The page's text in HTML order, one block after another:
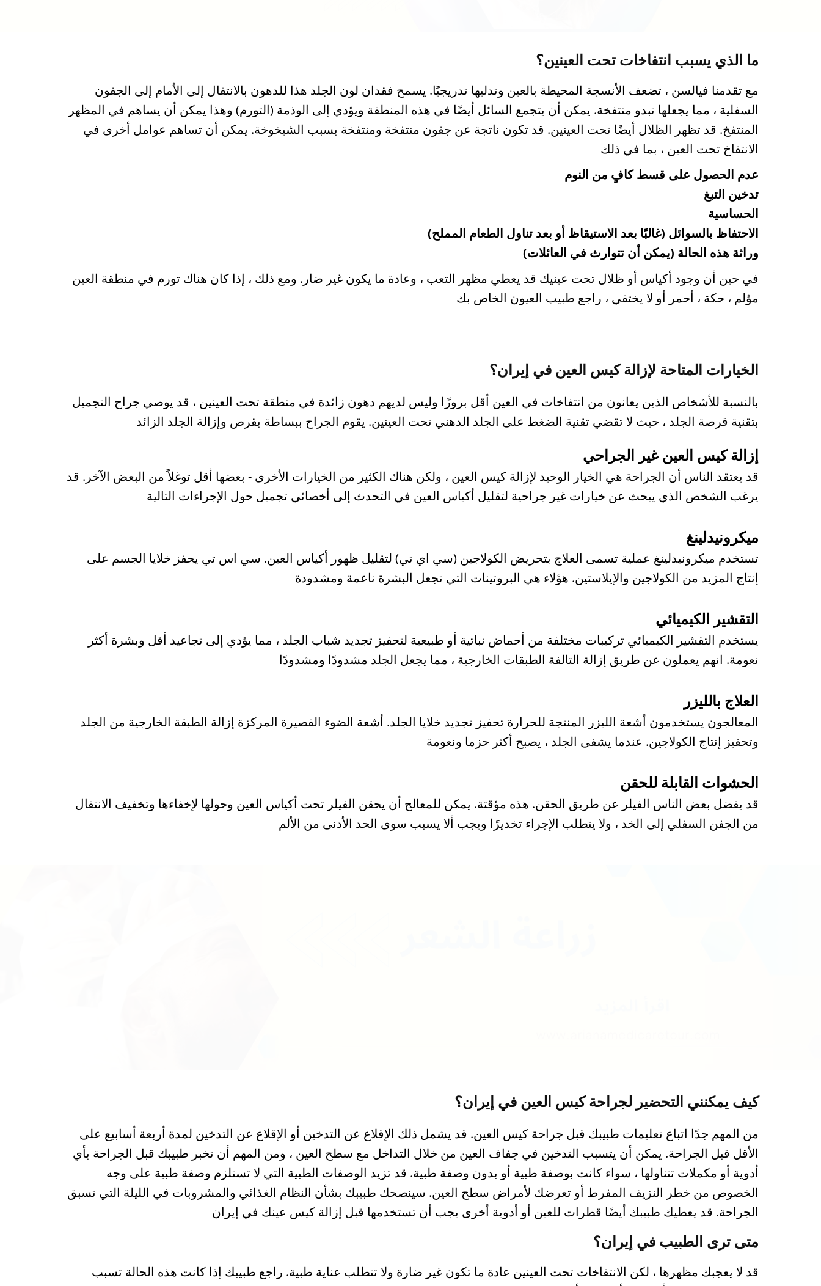
ما الذي يسبب انتفاخات تحت العينين؟
مع تقدمنا فيالسن ، تضعف الأنسجة المحيطة بالعين وتدليها تدريجيًا. يسمح فقدان لون الجلد هذا للدهون بالانتقال إلى الأمام إلى الجفون
السفلية ، مما يجعلها تبدو منتفخة. يمكن أن يتجمع السائل أيضًا في هذه المنطقة ويؤدي إلى الوذمة (التورم) وهذا يمكن أن يساهم في المظهر
المنتفخ. قد تظهر الظلال أيضًا تحت العينين. قد تكون ناتجة عن جفون منتفخة ومنتفخة بسبب الشيخوخة. يمكن أن تساهم عوامل أخرى في
الانتفاخ تحت العين ، بما في ذلك
عدم الحصول على قسط كافٍ من النوم
تدخين التبغ
الحساسية
الاحتفاظ بالسوائل (غالبًا بعد الاستيقاظ أو بعد تناول الطعام المملح)
وراثة هذه الحالة (يمكن أن تتوارث في العائلات)
في حين أن وجود أكياس أو ظلال تحت عينيك قد يعطي مظهر التعب ، وعادة ما يكون غير ضار. ومع ذلك ، إذا كان هناك تورم في منطقة العين
مؤلم ، حكة ، أحمر أو لا يختفي ، راجع طبيب العيون الخاص بك
الخيارات المتاحة لإزالة كيس العين في إيران؟
بالنسبة للأشخاص الذين يعانون من انتفاخات في العين أقل بروزًا وليس لديهم دهون زائدة في منطقة تحت العينين ، قد يوصي جراح التجميل
بتقنية قرصة الجلد ، حيث لا تقضي تقنية الضغط على الجلد الدهني تحت العينين. يقوم الجراح ببساطة بقرص وإزالة الجلد الزائد
إزالة كيس العين غير الجراحي
قد يعتقد الناس أن الجراحة هي الخيار الوحيد لإزالة كيس العين ، ولكن هناك الكثير من الخيارات الأخرى - بعضها أقل توغلاً من البعض الآخر. قد
يرغب الشخص الذي يبحث عن خيارات غير جراحية لتقليل أكياس العين في التحدث إلى أخصائي تجميل حول الإجراءات التالية
ميكرونيدلينغ
تستخدم ميكرونيدلينغ عملية تسمى العلاج بتحريض الكولاجين (سي اي تي) لتقليل ظهور أكياس العين. سي اس تي يحفز خلايا الجسم على
إنتاج المزيد من الكولاجين والإيلاستين. هؤلاء هي البروتينات التي تجعل البشرة ناعمة ومشدودة
التقشير الكيميائي
يستخدم التقشير الكيميائي تركيبات مختلفة من أحماض نباتية أو طبيعية لتحفيز تجديد شباب الجلد ، مما يؤدي إلى تجاعيد أقل وبشرة أكثر
نعومة. انهم يعملون عن طريق إزالة التالفة الطبقات الخارجية ، مما يجعل الجلد مشدودًا ومشدودًا
العلاج بالليزر
المعالجون يستخدمون أشعة الليزر المنتجة للحرارة تحفيز تجديد خلايا الجلد. أشعة الضوء القصيرة المركزة إزالة الطبقة الخارجية من الجلد
وتحفيز إنتاج الكولاجين. عندما يشفى الجلد ، يصبح أكثر حزما ونعومة
الحشوات القابلة للحقن
قد يفضل بعض الناس الفيلر عن طريق الحقن. هذه مؤقتة. يمكن للمعالج أن يحقن الفيلر تحت أكياس العين وحولها لإخفاءها وتخفيف الانتقال
من الجفن السفلي إلى الخد ، ولا يتطلب الإجراء تخديرًا ويجب ألا يسبب سوى الحد الأدنى من الألم
كيف يمكنني التحضير لجراحة كيس العين في إيران؟
من المهم جدًا اتباع تعليمات طبيبك قبل جراحة كيس العين. قد يشمل ذلك الإقلاع عن التدخين أو الإقلاع عن التدخين لمدة أربعة أسابيع على
الأقل قبل الجراحة. يمكن أن يتسبب التدخين في جفاف العين من خلال التداخل مع سطح العين ، ومن المهم أن تخبر طبيبك قبل الجراحة بأي
أدوية أو مكملات تتناولها ، سواء كانت بوصفة طبية أو بدون وصفة طبية. قد تزيد الوصفات الطبية التي لا تستلزم وصفة طبية على وجه
الخصوص من خطر النزيف المفرط أو تعرضك لأمراض سطح العين. سينصحك طبيبك بشأن النظام الغذائي والمشروبات في الليلة التي تسبق
الجراحة. قد يعطيك طبيبك أيضًا قطرات للعين أو أدوية أخرى يجب أن تستخدمها قبل إزالة كيس عينك في إيران
متى ترى الطبيب في إيران؟
قد لا يعجبك مظهرها ، لكن الانتفاخات تحت العينين عادة ما تكون غير ضارة ولا تتطلب عناية طبية. راجع طبيبك إذا كانت هذه الحالة تسبب